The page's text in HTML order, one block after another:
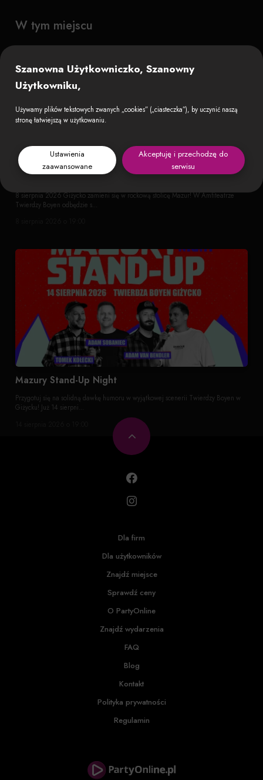
W tym miejscu
AFROMENTAL | CLOSTERKELLER | HAŃBA! | MOJRA
8 sierpnia 2026 Giżycko zamieni się w rockową stolicę Mazur! W Amfiteatrze
Twierdzy Boyen odbędzie s...
Mazury Stand-Up Night
Przygotuj się na solidną dawkę humoru w wyjątkowej scenerii Twierdzy Boyen w
Giżycku! Już 14 sierpni...
Dla firm
Dla użytkowników
Znajdź miejsce
Sprawdź ceny
O PartyOnline
Znajdź wydarzenia
FAQ
Blog
Kontakt
Polityka prywatności
Regulamin
Szanowna Użytkowniczko, Szanowny
Użytkowniku,
Używamy plików tekstowych zwanych „cookies” („ciasteczka”), by uczynić naszą
stronę łatwiejszą w użytkowaniu.
Ustawienia
zaawansowane
Akceptuję i przechodzę do
serwisu